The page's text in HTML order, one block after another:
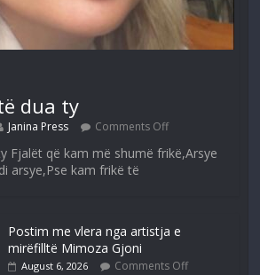
dua ty
Janina Press Comments Off
Fjalët që kam më shumë frikë,Arsye
arsye,Pse kam frikë të
Postim me vlera nga artistja e
mirëfilltë Mimoza Gjoni
August 6, 2026 Comments Off